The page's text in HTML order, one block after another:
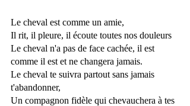
Le cheval est comme un amie,
Il rit, il pleure, il écoute toutes nos douleurs
Le cheval n'a pas de face cachée, il est
comme il est et ne changera jamais.
Le cheval te suivra partout sans jamais
t'abandonner,
Un compagnon fidèle qui chevauchera à tes